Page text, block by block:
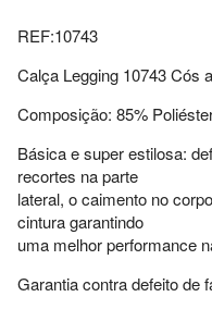
REF:10743
Calça Legging 10743 Cós
Composição: 85%
Básica e super estilosa:
recortes na parte
lateral, o caimento no
cintura garantindo
uma melhor performance
Garantia contra defeito de